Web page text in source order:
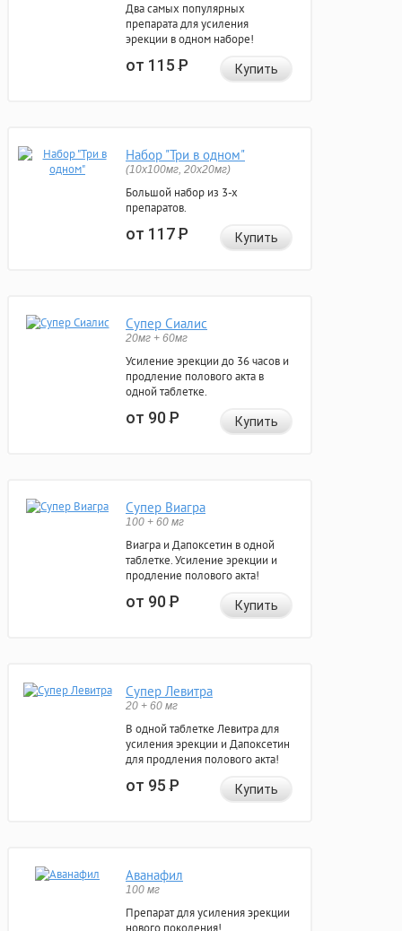
Два самых популярных
препарата для усиления
эрекции в одном наборе!
от 115Р Купить
Набор "Три в одном"
(10x100мг, 20x20мг)
Большой набор из 3-х
препаратов.
от 117Р Купить
Супер Сиалис
20мг + 60мг
Усиление эрекции до 36 часов и
продление полового акта в
одной таблетке.
от 90Р Купить
Супер Виагра
100 + 60 мг
Виагра и Дапоксетин в одной
таблетке. Усиление эрекции и
продление полового акта!
от 90Р Купить
Супер Левитра
20 + 60 мг
В одной таблетке Левитра для
усиления эрекции и Дапоксетин
для продления полового акта!
от 95Р Купить
Аванафил
100 мг
Препарат для усиления эрекции